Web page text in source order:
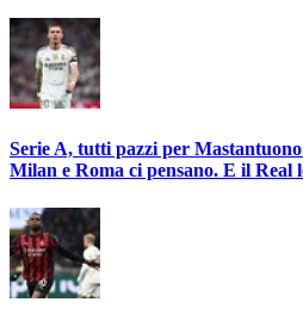
Serie A, tutti pazzi per
Milan e Roma ci pensano. E il Real